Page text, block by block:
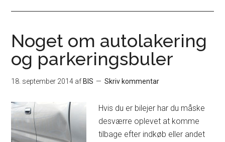
Noget om autolakering
og parkeringsbuler
18. september 2014 af BIS Skriv kommentar
Hvis du er bilejer har du måske
desværre oplevet at komme
tilbage efter indkøb eller andet